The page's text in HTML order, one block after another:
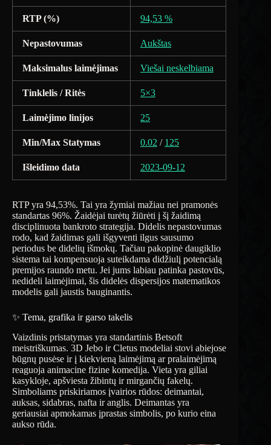
RTP (%) 94,53 %
Nepastovumas Aukštas
Maksimalus laimėjimas Viešai neskelbiama
Tinklelis / Ritės 5×3
Laimėjimo linijos 25
Min/Max Statymas 0.02 / 125
Išleidimo data 2023-09-12
RTP yra 94,53%. Tai yra žymiai mažiau nei pramonės
standartas 96%. Žaidėjai turėtų žiūrėti į šį žaidimą
disciplinuota bankroto strategija. Didelis nepastovumas
rodo, kad žaidimas gali išgyventi ilgus sausumo
periodus be didelių išmokų. Tačiau pakopinė daugiklio
sistema tai kompensuoja suteikdama didžiulį potencialą
premijos raundo metu. Jei jums labiau patinka pastovūs,
nedideli laimėjimai, šis didelės dispersijos matematikos
modelis gali jaustis bauginantis.
✨ Tema, grafika ir garso takelis
Vaizdinis pristatymas yra standartinis Betsoft
meistriškumas. 3D Jebo ir Cletus modeliai stovi abiejose
būgnų pusėse ir į kiekvieną laimėjimą ar pralaimėjimą
reaguoja animacine fizine komedija. Vieta yra giliai
kasykloje, apšviesta žibintų ir mirgančių fakelų.
Simboliams priskiriamos įvairios rūdos: deimantai,
auksas, sidabras, nafta ir anglis. Deimantas yra
geriausiai apmokamas įprastas simbolis, po kurio eina
aukso rūda.